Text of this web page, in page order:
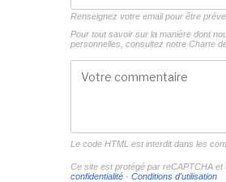
Renseignez votre email pour être
Pour tout savoir sur la manière dont
personnelles, consultez notre Charte
Le code HTML est interdit dans les
Ce site est protégé par reCAPTCHA et
confidentialité- Conditions d'utilisation